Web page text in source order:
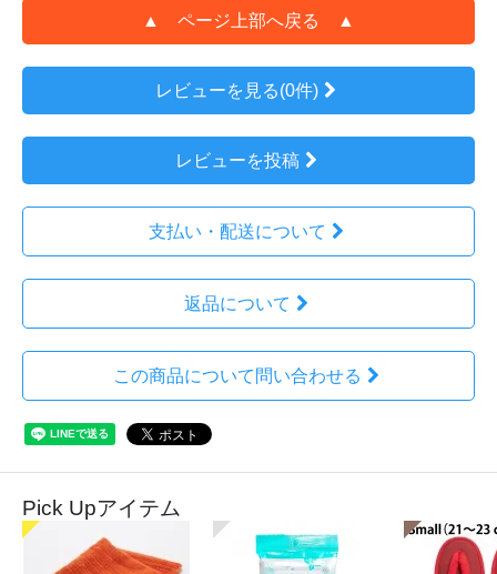
▲ ページ上部へ戻る ▲
レビューを見る(0件)
レビューを投稿
支払い・配送について
返品について
この商品について問い合わせる
Pick Upアイテム